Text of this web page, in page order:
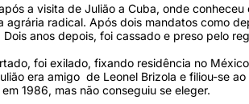
a visita de Julião a Cuba, onde
agrária radical. Após dois mandatos como
anos depois, foi cassado e preso pelo
foi exilado, fixando residência no
era amigo de Leonel Brizola e filiou-se
1986, mas não conseguiu se eleger.